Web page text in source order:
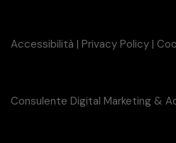
Accessibilità | Privacy Policy |
Consulente Digital Marketing &